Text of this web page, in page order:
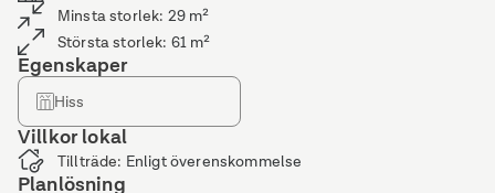
Minsta storlek: 29m²
Största storlek: 61 m²
Egenskaper
Hiss
Villkor lokal
Tillträde: Enligt överenskommelse
Planlösning